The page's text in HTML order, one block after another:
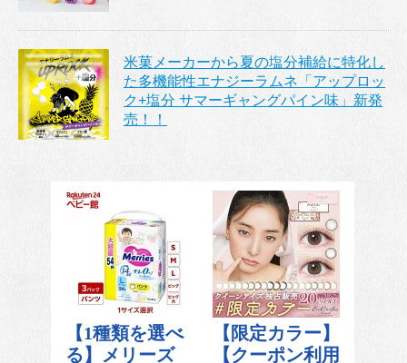
米菓メーカーから夏の塩分補給に特化し
た多機能性エナジーラムネ「アップロッ
ク+塩分 サマーギャングパイン味」新発
売！！